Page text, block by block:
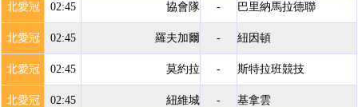
北愛冠 02:45 協會隊 - 巴里納馬拉德聯
北愛冠 02:45 羅夫加爾 - 紐因頓
北愛冠 02:45 莫約拉 - 斯特拉班競技
北愛冠 02:45 紐維城 - 基拿雲